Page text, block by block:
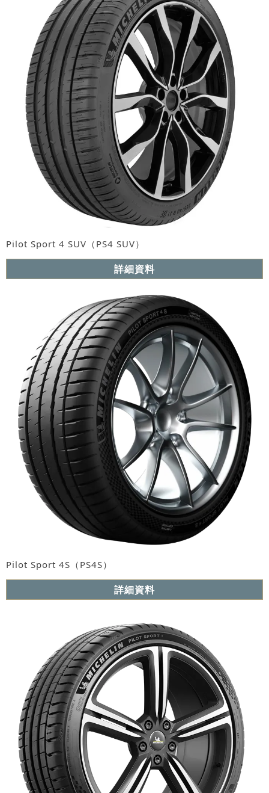
Pilot Sport 4 SUV（PS4 SUV）
詳細資料
Pilot Sport 4S（PS4S）
詳細資料